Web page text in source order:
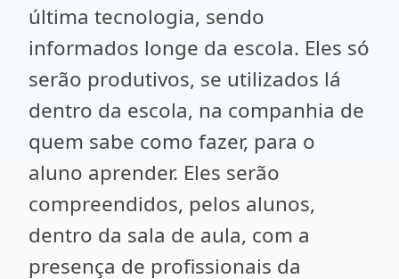
última tecnologia, sendo
informados longe da escola. Eles só
serão produtivos, se utilizados lá
dentro da escola, na companhia de
quem sabe como fazer, para o
aluno aprender. Eles serão
compreendidos, pelos alunos,
dentro da sala de aula, com a
presença de profissionais da